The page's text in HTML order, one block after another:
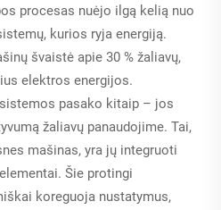
procesas nuėjo ilgą kelią nuo
kurios ryja energiją.
švaistė apie 30 % žaliavų,
elektros energijos.
pasako kitaip – jos
žaliavų panaudojime. Tai,
mašinas, yra jų integruoti
Šie protingi
koreguoja nustatymus,